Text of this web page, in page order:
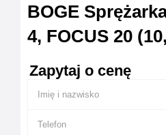
BOGE
4, FOCUS 20
Zapytaj o cenę